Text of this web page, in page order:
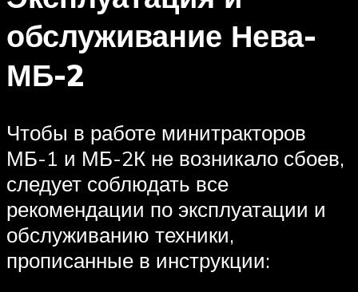
обслуживание Нева-
МБ-2
Чтобы в работе минитракторов
МБ-1 и МБ-2К не возникало сбоев,
следует соблюдать все
рекомендации по эксплуатации и
обслуживанию техники,
прописанные в инструкции: